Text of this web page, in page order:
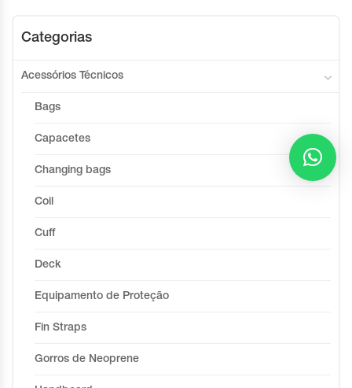
Categorias
Acessórios Técnicos
Bags
Capacetes
Changing bags
Coil
Cuff
Deck
Equipamento de Proteção
Fin Straps
Gorros de Neoprene